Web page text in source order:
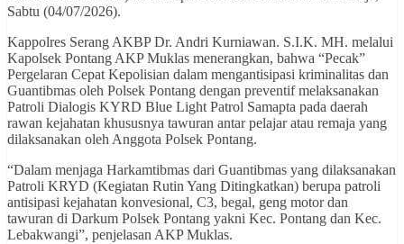
Sabtu (04/07/2026).
Kappolres Serang AKBP Dr. Andri Kurniawan. S.I.K. MH. melalui
Kapolsek Pontang AKP Muklas menerangkan, bahwa “Pecak”
Pergelaran Cepat Kepolisian dalam mengantisipasi kriminalitas dan
Guantibmas oleh Polsek Pontang dengan preventif melaksanakan
Patroli Dialogis KYRD Blue Light Patrol Samapta pada daerah
rawan kejahatan khususnya tawuran antar pelajar atau remaja yang
dilaksanakan oleh Anggota Polsek Pontang.
“Dalam menjaga Harkamtibmas dari Guantibmas yang dilaksanakan
Patroli KRYD (Kegiatan Rutin Yang Ditingkatkan) berupa patroli
antisipasi kejahatan konvesional, C3, begal, geng motor dan
tawuran di Darkum Polsek Pontang yakni Kec. Pontang dan Kec.
Lebakwangi”, penjelasan AKP Muklas.